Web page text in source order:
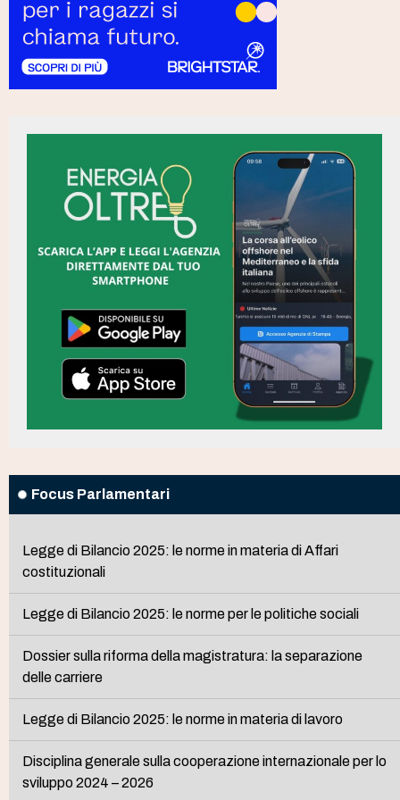
Focus Parlamentari
Legge di Bilancio 2025: le norme in materia di Affari
costituzionali
Legge di Bilancio 2025: le norme per le politiche sociali
Dossier sulla riforma della magistratura: la separazione
delle carriere
Legge di Bilancio 2025: le norme in materia di lavoro
Disciplina generale sulla cooperazione internazionale per lo
sviluppo 2024 – 2026